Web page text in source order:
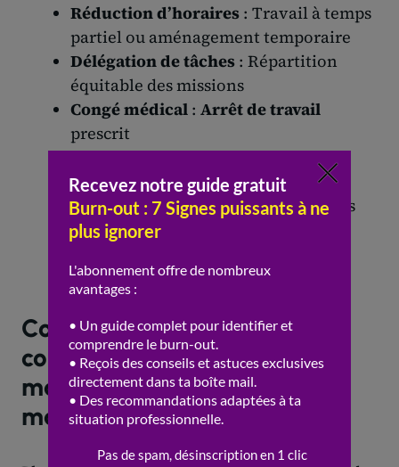
Réduction d’horaires: Travail à temps
partiel ou aménagement temporaire
Délégation de tâches: Répartition
équitable des missions
Congé médical: Arrêt de travail
prescrit
Soutien psychologique: Accès à un
professionnel
Accompagnement par les ressources
humaines
surcharge
Comment structurer la
communication avec le
manager pour éviter les
malentendus ?